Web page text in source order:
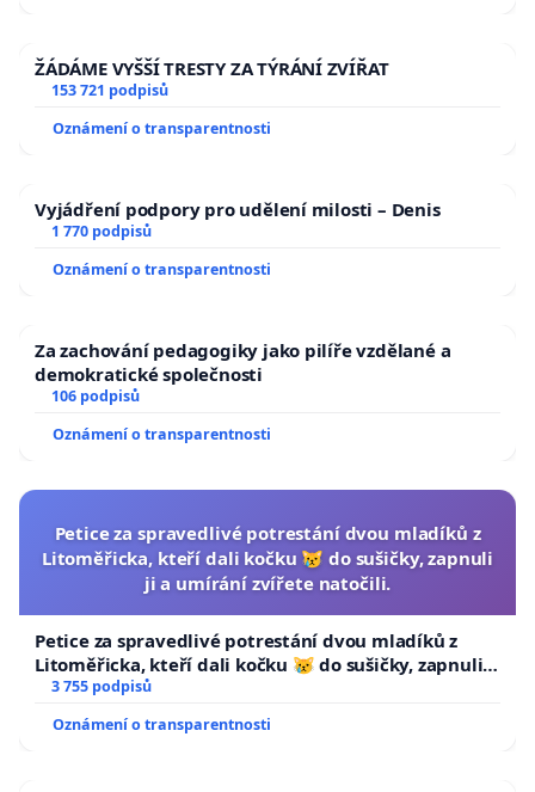
ŽÁDÁME VYŠŠÍ TRESTY ZA TÝRÁNÍ ZVÍŘAT
153 721 podpisů
Oznámení o transparentnosti
Vyjádření podpory pro udělení milosti – Denis
1 770 podpisů
Oznámení o transparentnosti
Za zachování pedagogiky jako pilíře vzdělané a
demokratické společnosti
106 podpisů
Oznámení o transparentnosti
Petice za spravedlivé potrestání dvou mladíků z
Litoměřicka, kteří dali kočku 😿 do sušičky, zapnuli
ji a umírání zvířete natočili.
Petice za spravedlivé potrestání dvou mladíků z
Litoměřicka, kteří dali kočku 😿 do sušičky, zapnuli ji
a umírání zvířete natočili.
3 755 podpisů
Oznámení o transparentnosti